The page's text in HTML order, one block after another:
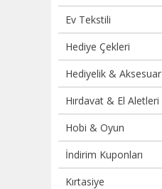
Ev Tekstili
Hediye Çekleri
Hediyelik & Aksesuar
Hırdavat & El Aletleri
Hobi & Oyun
İndirim Kuponları
Kırtasiye